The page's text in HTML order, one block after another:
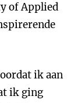
of Applied
ik aan
ik ging